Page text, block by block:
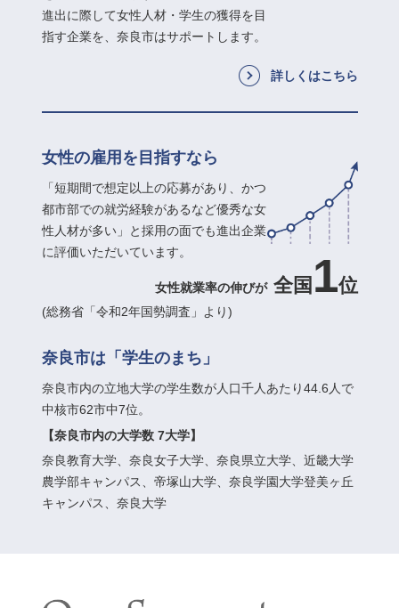
進出に際して女性人材・学生の獲得を目
指す企業を、 奈良市はサポートします。
詳しくはこちら
女性の雇用を目指すなら
「短期間で想定以上の応募があり、かつ
都市部での就労経験があるなど優秀な女
性人材が多い」と採用の面でも進出企業
に評価いただいています。
女性就業率の伸びが 全国 1位
(総務省「令和2年国勢調査」より)
奈良市は「学生のまち」
奈良市内の立地大学の学生数が人口千人あたり44.6人で
中核市62市中7位。
【奈良市内の大学数 7大学】
奈良教育大学、奈良女子大学、奈良県立大学、近畿大学
農学部キャンパス、帝塚山大学、 奈良学園大学登美ヶ丘
キャンパス、奈良大学